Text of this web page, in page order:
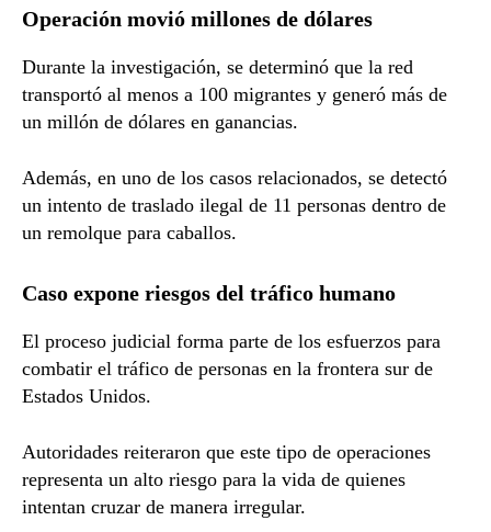
Operación movió millones de dólares
Durante la investigación, se determinó que la red
transportó al menos a 100 migrantes y generó más de
un millón de dólares en ganancias.
Además, en uno de los casos relacionados, se detectó
un intento de traslado ilegal de 11 personas dentro de
un remolque para caballos.
Caso expone riesgos del tráfico humano
El proceso judicial forma parte de los esfuerzos para
combatir el tráfico de personas en la frontera sur de
Estados Unidos.
Autoridades reiteraron que este tipo de operaciones
representa un alto riesgo para la vida de quienes
intentan cruzar de manera irregular.